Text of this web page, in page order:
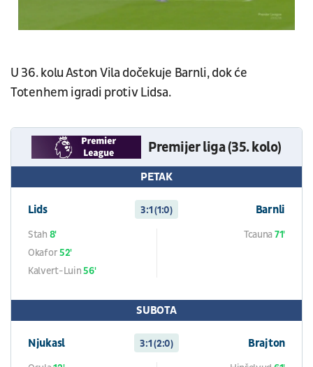
U 36. kolu Aston Vila dočekuje Barnli, dok će
Totenhem igradi protiv Lidsa.
Premijer liga (35. kolo)
PETAK
Lids 3:1 (1:0) Barnli
Stah 8'
Okafor52'
Kalvert-Luin56'
Tcauna 71'
SUBOTA
Njukasl 3:1 (2:0) Brajton